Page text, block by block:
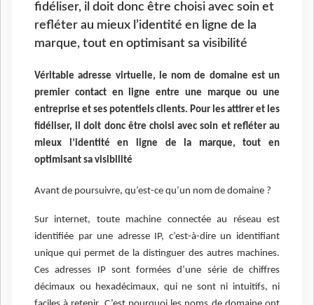
fidéliser, il doit donc être choisi avec soin et
refléter au mieux l’identité en ligne de la
marque, tout en optimisant sa visibilité
Véritable adresse virtuelle, le nom de domaine est un
premier contact en ligne entre une marque ou une
entreprise et ses potentiels clients. Pour les attirer et les
fidéliser, il doit donc être choisi avec soin et refléter au
mieux l’identité en ligne de la marque, tout en
optimisant sa visibilité
Avant de poursuivre, qu’est-ce qu’un nom de domaine ?
Sur internet, toute machine connectée au réseau est
identifiée par une adresse IP, c’est-à-dire un identifiant
unique qui permet de la distinguer des autres machines.
Ces adresses IP sont formées d’une série de chiffres
décimaux ou hexadécimaux, qui ne sont ni intuitifs, ni